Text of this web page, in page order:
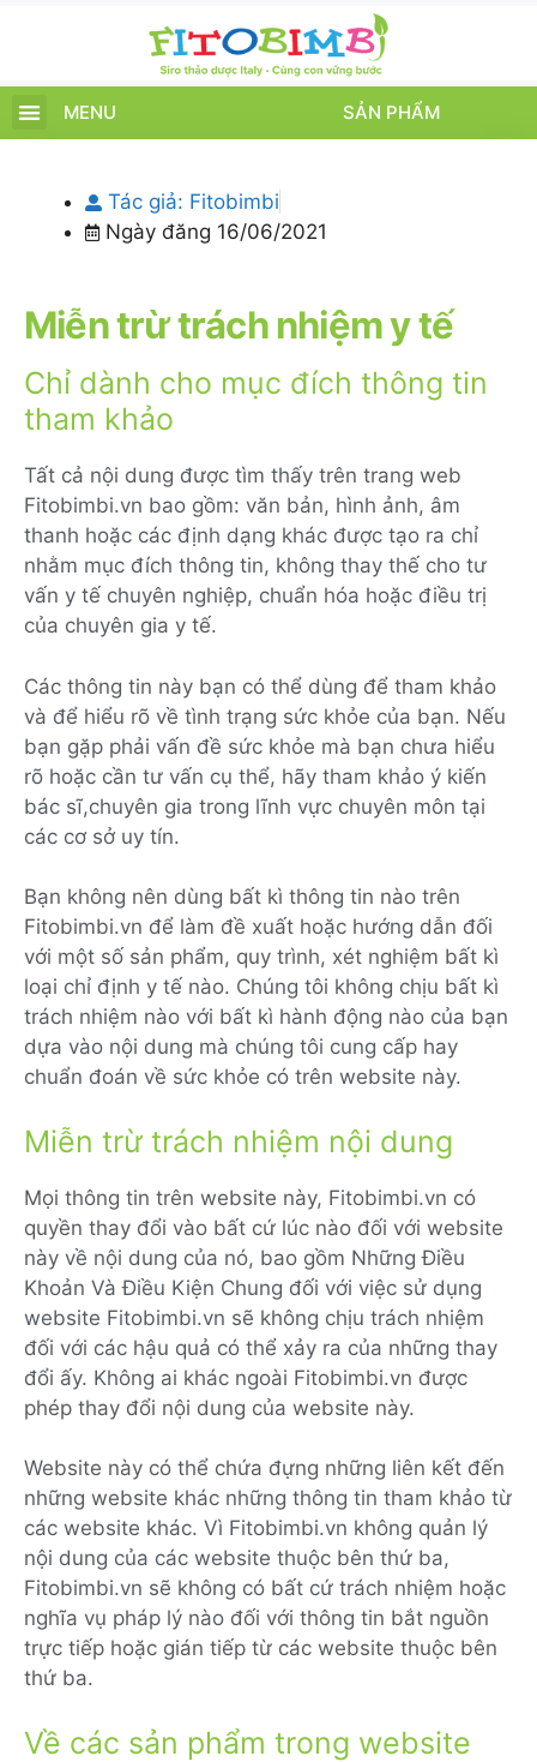
MENU SẢN PHẨM
Tác giả: Fitobimbi
Ngày đăng 16/06/2021
Miễn trừ trách nhiệm y tế
Chỉ dành cho mục đích thông tin
tham khảo
Tất cả nội dung được tìm thấy trên trang web
Fitobimbi.vn bao gồm: văn bản, hình ảnh, âm
thanh hoặc các định dạng khác được tạo ra chỉ
nhằm mục đích thông tin, không thay thế cho tư
vấn y tế chuyên nghiệp, chuẩn hóa hoặc điều trị
của chuyên gia y tế.
Các thông tin này bạn có thể dùng để tham khảo
và để hiểu rõ về tình trạng sức khỏe của bạn. Nếu
bạn gặp phải vấn đề sức khỏe mà bạn chưa hiểu
rõ hoặc cần tư vấn cụ thể, hãy tham khảo ý kiến
bác sĩ,chuyên gia trong lĩnh vực chuyên môn tại
các cơ sở uy tín.
Bạn không nên dùng bất kì thông tin nào trên
Fitobimbi.vn để làm đề xuất hoặc hướng dẫn đối
với một số sản phẩm, quy trình, xét nghiệm bất kì
loại chỉ định y tế nào. Chúng tôi không chịu bất kì
trách nhiệm nào với bất kì hành động nào của bạn
dựa vào nội dung mà chúng tôi cung cấp hay
chuẩn đoán về sức khỏe có trên website này.
Miễn trừ trách nhiệm nội dung
Mọi thông tin trên website này, Fitobimbi.vn có
quyền thay đổi vào bất cứ lúc nào đối với website
này về nội dung của nó, bao gồm Những Điều
Khoản Và Điều Kiện Chung đối với việc sử dụng
website Fitobimbi.vn sẽ không chịu trách nhiệm
đối với các hậu quả có thể xảy ra của những thay
đổi ấy. Không ai khác ngoài Fitobimbi.vn được
phép thay đổi nội dung của website này.
Website này có thể chứa đựng những liên kết đến
những website khác những thông tin tham khảo từ
các website khác. Vì Fitobimbi.vn không quản lý
nội dung của các website thuộc bên thứ ba,
Fitobimbi.vn sẽ không có bất cứ trách nhiệm hoặc
nghĩa vụ pháp lý nào đối với thông tin bắt nguồn
trực tiếp hoặc gián tiếp từ các website thuộc bên
thứ ba.
Về các sản phẩm trong website